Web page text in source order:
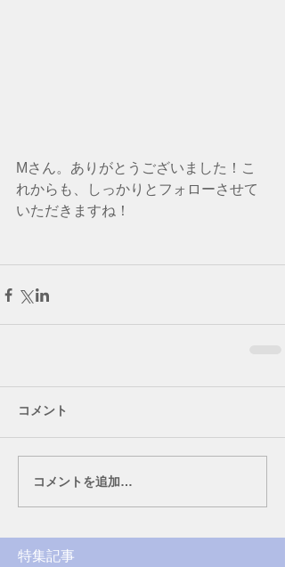
Mさん。ありがとうございました！こ
れからも、しっかりとフォローさせて
いただきますね！
コメント
コメントを追加…
特集記事